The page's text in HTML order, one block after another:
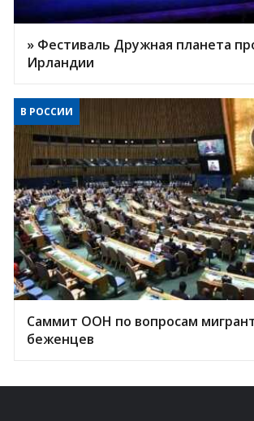
» Фестиваль Дружная планета
Ирландии
В РОССИИ
Саммит ООН по вопросам
беженцев